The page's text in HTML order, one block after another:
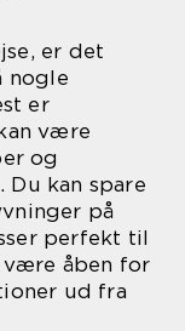
er det
nogle
er
være
og
kan spare
på
perfekt til
være åben for
ud fra